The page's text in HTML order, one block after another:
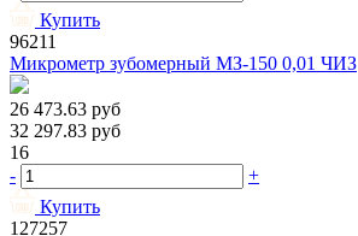
Купить
96211
Микрометр зубомерный МЗ-150 0,01 ЧИЗ
26 473.63 руб
32 297.83 руб
16
-
+
Купить
127257